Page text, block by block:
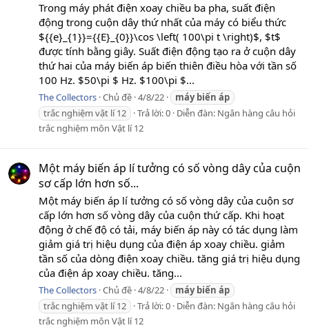
Trong máy phát điện xoay chiều ba pha, suất điện
động trong cuộn dây thứ nhất của máy có biểu thức
${{e}_{1}}={{E}_{0}}\cos \left( 100\pi t \right)$, $t$
được tính bằng giây. Suất điện động tạo ra ở cuộn dây
thứ hai của máy biến áp biến thiên điều hòa với tần số
100 Hz. $50\pi $ Hz. $100\pi $...
The Collectors Chủ đề 4/8/22 máy biến áp
trắc nghiệm vật lí 12
Trả lời: 0 Diễn đàn: Ngân hàng câu hỏi
trắc nghiệm môn Vật lí 12
Một máy biến áp lí tưởng có số vòng dây của cuộn
sơ cấp lớn hơn số...
Một máy biến áp lí tưởng có số vòng dây của cuộn sơ
cấp lớn hơn số vòng dây của cuộn thứ cấp. Khi hoạt
động ở chế độ có tải, máy biến áp này có tác dụng làm
giảm giá trị hiệu dụng của điện áp xoay chiều. giảm
tần số của dòng điện xoay chiều. tăng giá trị hiệu dụng
của điện áp xoay chiều. tăng...
The Collectors Chủ đề 4/8/22 máy biến áp
trắc nghiệm vật lí 12
Trả lời: 0 Diễn đàn: Ngân hàng câu hỏi
trắc nghiệm môn Vật lí 12